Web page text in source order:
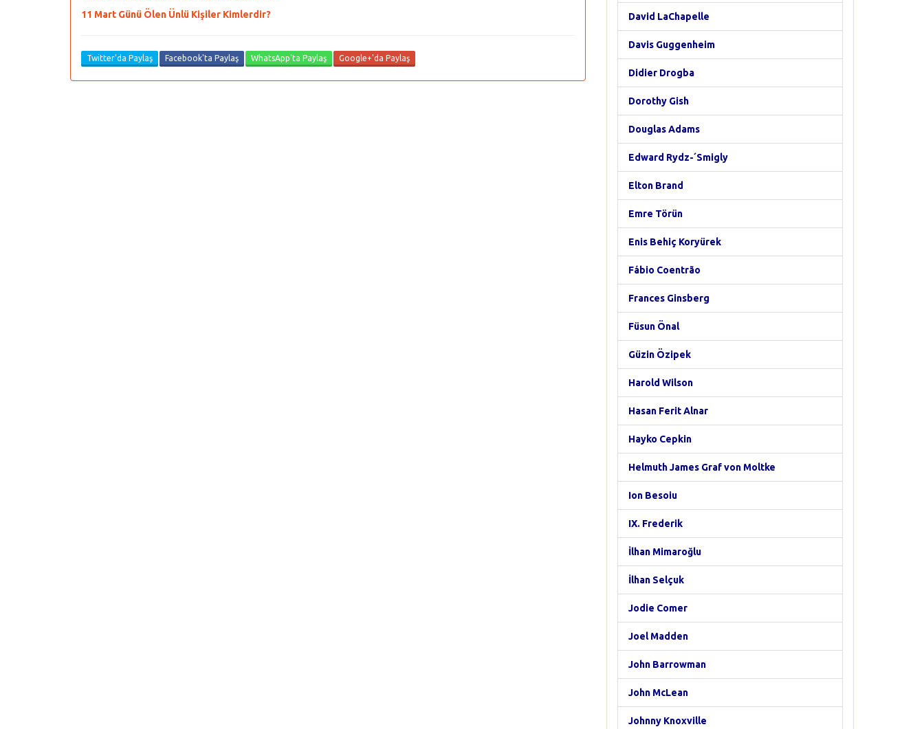
11 Mart Günü Ölen Ünlü Kişiler Kimlerdir?
Twitter'da Paylaş Facebook'ta Paylaş WhatsApp'ta Paylaş Google+'da Paylaş
David LaChapelle
Davis Guggenheim
Didier Drogba
Dorothy Gish
Douglas Adams
Edward Rydz-´Smigly
Elton Brand
Emre Törün
Enis Behiç Koryürek
Fábio Coentrão
Frances Ginsberg
Füsun Önal
Güzin Özipek
Harold Wilson
Hasan Ferit Alnar
Hayko Cepkin
Helmuth James Graf von Moltke
Ion Besoiu
IX. Frederik
İlhan Mimaroğlu
İlhan Selçuk
Jodie Comer
Joel Madden
John Barrowman
John McLean
Johnny Knoxville